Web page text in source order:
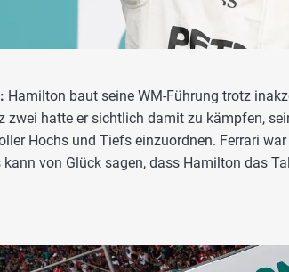
Hamilton baut seine WM-Führung trotz
zwei hatte er sichtlich damit zu kämpfen,
Hochs und Tiefs einzuordnen. Ferrari
kann von Glück sagen, dass Hamilton das